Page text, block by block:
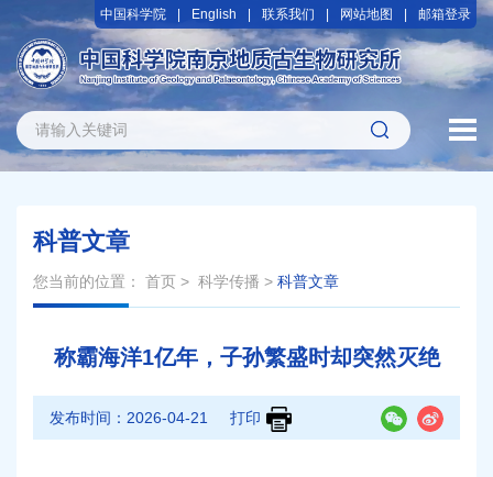
中国科学院 English 联系我们 网站地图 邮箱登录
科普文章
您当前的位置： 首页 > 科学传播 > 科普文章
称霸海洋1亿年，子孙繁盛时却突然灭绝
发布时间： 2026-04-21 打印